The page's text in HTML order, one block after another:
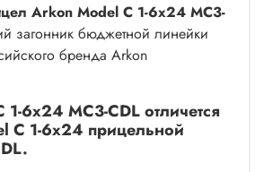
Arkon Model C 1-6x24 MC3-
загонник бюджетной линейки
бренда Arkon
6x24 MC3-CDL отличется
C 1-6x24 прицельной